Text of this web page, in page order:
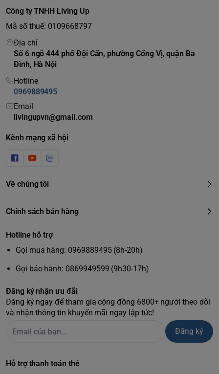
Công ty TNHH Living Up
Mã số thuế: 0109668797
Địa chỉ
Số 6 ngõ 444 phố Đội Cấn, phường Cống Vị, quận Ba
Đình, Hà Nội
Hotline
0969889495
Email
livingupvn@gmail.com
Kênh mạng xã hội
Về chúng tôi
Chính sách bán hàng
Hotline hỗ trợ
Gọi mua hàng: 0969889495 (8h-20h)
Gọi bảo hành: 0869949599 (9h30-17h)
Đăng ký nhận ưu đãi
Đăng ký ngay để tham gia cộng đồng 6800+ người theo dõi
và nhận thông tin khuyến mãi ngay lập tức!
Đăng ký
Hỗ trợ thanh toán thẻ